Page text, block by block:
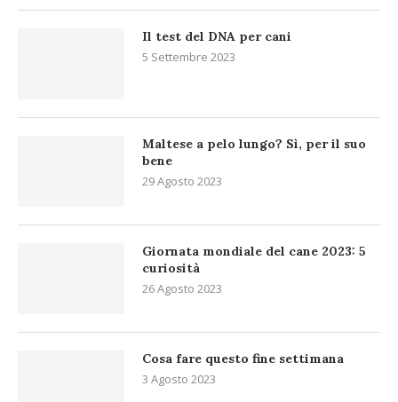
Il test del DNA per cani
5 Settembre 2023
Maltese a pelo lungo? Sì, per il suo
bene
29 Agosto 2023
Giornata mondiale del cane 2023: 5
curiosità
26 Agosto 2023
Cosa fare questo fine settimana
3 Agosto 2023